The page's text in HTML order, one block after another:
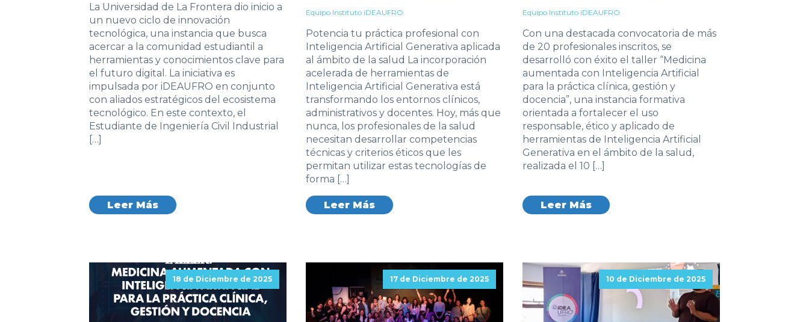
La Universidad de La Frontera dio inicio a
un nuevo ciclo de innovación
tecnológica, una instancia que busca
acercar a la comunidad estudiantil a
herramientas y conocimientos clave para
el futuro digital. La iniciativa es
impulsada por iDEAUFRO en conjunto
con aliados estratégicos del ecosistema
tecnológico. En este contexto, el
Estudiante de Ingeniería Civil Industrial
[…]
Leer Más
Equipo Instituto iDEAUFRO
Potencia tu práctica profesional con
Inteligencia Artificial Generativa aplicada
al ámbito de la salud La incorporación
acelerada de herramientas de
Inteligencia Artificial Generativa está
transformando los entornos clínicos,
administrativos y docentes. Hoy, más que
nunca, los profesionales de la salud
necesitan desarrollar competencias
técnicas y criterios éticos que les
permitan utilizar estas tecnologías de
forma […]
Leer Más
Equipo Instituto iDEAUFRO
Con una destacada convocatoria de más
de 20 profesionales inscritos, se
desarrolló con éxito el taller “Medicina
aumentada con Inteligencia Artificial
para la práctica clínica, gestión y
docencia”, una instancia formativa
orientada a fortalecer el uso
responsable, ético y aplicado de
herramientas de Inteligencia Artificial
Generativa en el ámbito de la salud,
realizada el 10 […]
Leer Más
18 de Diciembre de 2025 17 de Diciembre de 2025 10 de Diciembre de 2025